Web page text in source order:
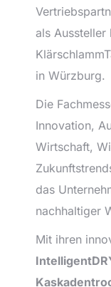
als Aussteller
in Würzburg.
Die
Innovation,
Wirtschaft,
das
nachhaltiger
Mit ihren